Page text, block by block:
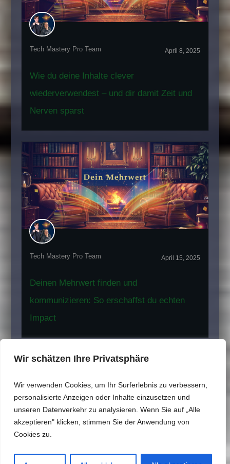
Wir schätzen Ihre Privatsphäre
Wir verwenden Cookies, um Ihr Surferlebnis zu verbessern,
personalisierte Anzeigen oder Inhalte einzusetzen und
unseren Datenverkehr zu analysieren. Wenn Sie auf „Alle
akzeptieren" klicken, stimmen Sie der Anwendung von
Cookies zu.
Tech Mastery Pro Team April 8, 2025
Wie du deine Inhalte clever
wiederverwendest – und dir damit Zeit und
Nerven sparst
Tech Mastery Pro Team April 15, 2025
Deinen Mehrwert finden und
kommunizieren: So erschaffst du echten
Impact
Weitere Inhalte erkunden